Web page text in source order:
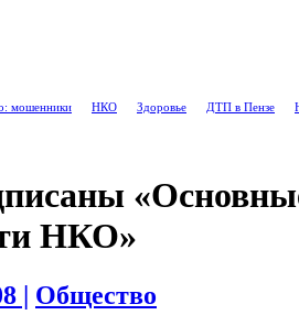
мошенники НКО Здоровье ДТП в Пензе
НКО»
| Общество